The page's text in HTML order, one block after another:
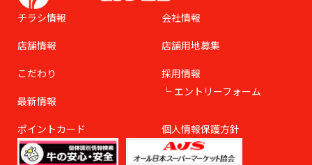
チラシ情報
会社情報
店舗情報
店舗用地募集
こだわり
採用情報
エントリーフォーム
最新情報
ポイントカード
個人情報保護方針